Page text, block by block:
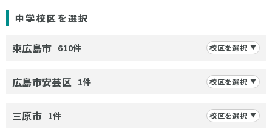
中学校区を選択
東広島市 610件 校区を選択
広島市安芸区 1件 校区を選択
三原市 1件 校区を選択